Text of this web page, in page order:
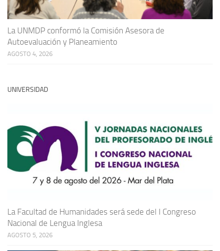
La UNMDP conformó la Comisión Asesora de
Autoevaluación y Planeamiento
AGOSTO 4, 2026
UNIVERSIDAD
La Facultad de Humanidades será sede del I Congreso
Nacional de Lengua Inglesa
AGOSTO 5, 2026